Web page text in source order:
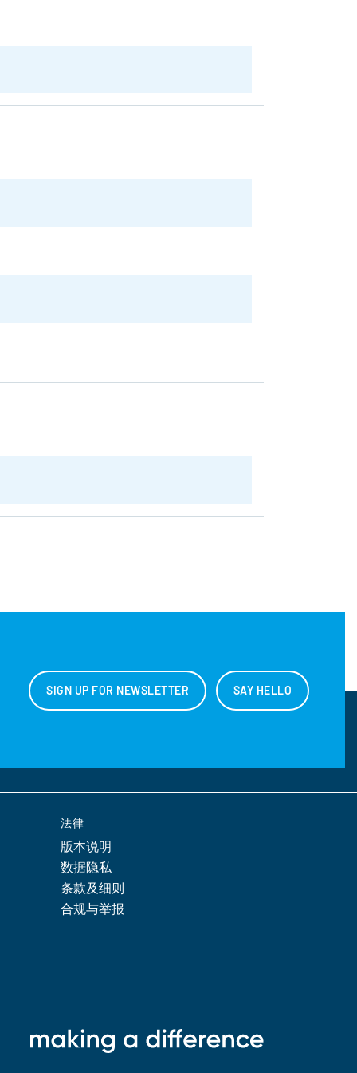
SIGN UP FOR NEWSLETTER SAY HELLO
法律
版本说明
数据隐私
条款及细则
合规与举报